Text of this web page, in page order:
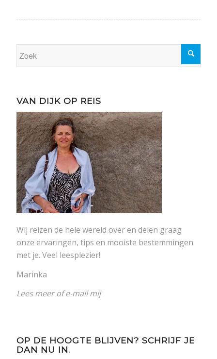
VAN DIJK OP REIS
Wij reizen de hele wereld over en delen graag
onze ervaringen, tips en mooiste bestemmingen
met je. Veel leesplezier!
Marinka
Lees meerofe-mail mij
OP DE HOOGTE BLIJVEN? SCHRIJF JE
DAN NU IN.